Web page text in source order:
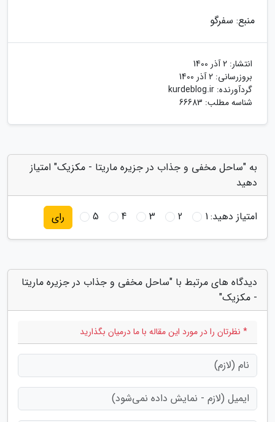
منبع: سفرگو
انتشار: 2 آذر 1400
بروزرسانی: 2 آذر 1400
گردآورنده: kurdeblog.ir
شناسه مطلب: 66683
به "ساحل مخفی و جذاب در جزیره ماریتا - مکزیک" امتیاز
دهید
امتیاز دهید:1
2
3
4
5 رای
دیدگاه های مرتبط با "ساحل مخفی و جذاب در جزیره ماریتا
- مکزیک"
* نظرتان را در مورد این مقاله با ما درمیان بگذارید